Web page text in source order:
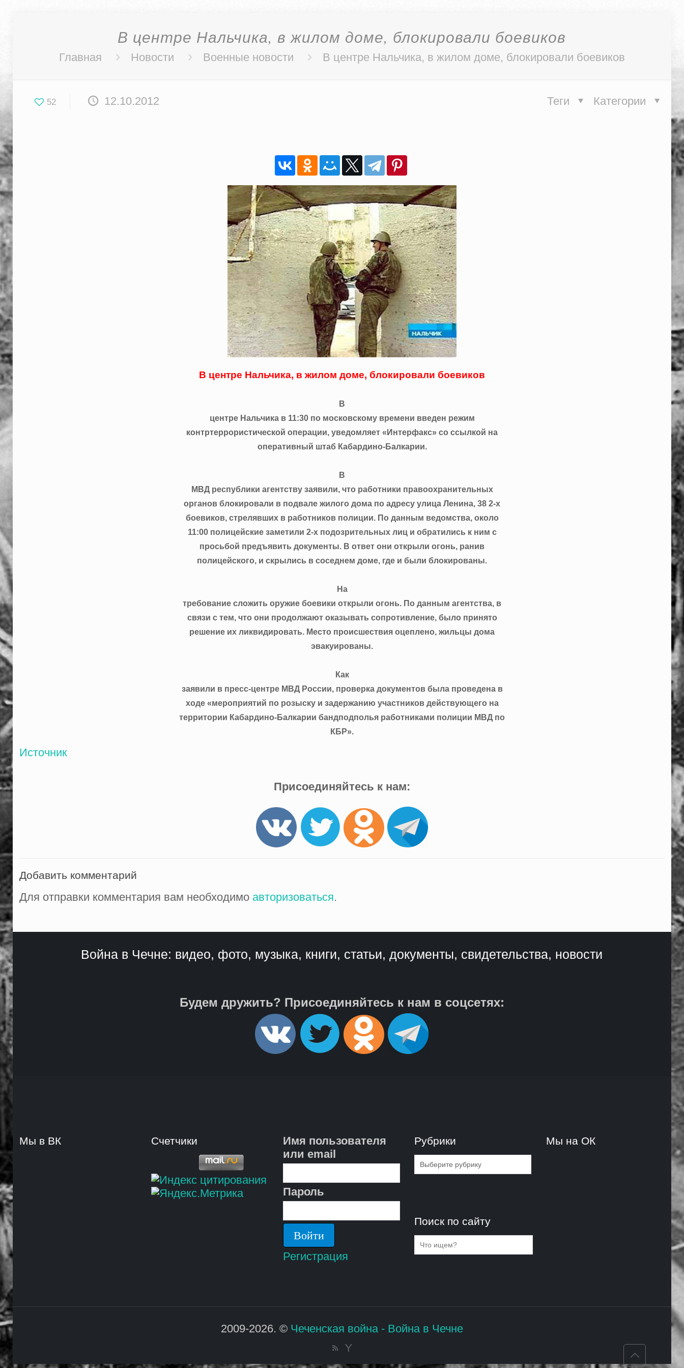
В центре Нальчика, в жилом доме, блокировали боевиков
Главная Новости Военные новости В центре Нальчика, в жилом доме, блокировали боевиков
52 12.10.2012 Категории
Теги
В центре Нальчика, в жилом доме, блокировали боевиков
В
центре Нальчика в 11:30 по московскому времени введен режим
контртеррористической операции, уведомляет «Интерфакс» со ссылкой на
оперативный штаб Кабардино-Балкарии.
В
МВД республики агентству заявили, что работники правоохранительных
органов блокировали в подвале жилого дома по адресу улица Ленина, 38 2-х
боевиков, стрелявших в работников полиции. По данным ведомства, около
11:00 полицейские заметили 2-х подозрительных лиц и обратились к ним с
просьбой предъявить документы. В ответ они открыли огонь, ранив
полицейского, и скрылись в соседнем доме, где и были блокированы.
На
требование сложить оружие боевики открыли огонь. По данным агентства, в
связи с тем, что они продолжают оказывать сопротивление, было принято
решение их ликвидировать. Место происшествия оцеплено, жильцы дома
эвакуированы.
Как
заявили в пресс-центре МВД России, проверка документов была проведена в
ходе «мероприятий по розыску и задержанию участников действующего на
территории Кабардино-Балкарии бандподполья работниками полиции МВД по
КБР».
Источник
Присоединяйтесь к нам:
Добавить комментарий
Для отправки комментария вам необходимо авторизоваться.
Война в Чечне: видео, фото, музыка, книги, статьи, документы, свидетельства, новости
Будем дружить? Присоединяйтесь к нам в соцсетях:
Мы в ВК Счетчики
Имя пользователя
или email
Пароль
Регистрация
Рубрики
Рубрики
Поиск по сайту
Мы на ОК
2009-2026. © Чеченская война - Война в Чечне